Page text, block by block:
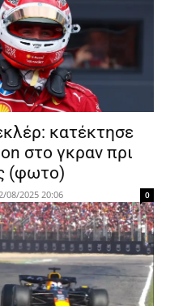
κατέκτησε
στο γκραν πρι
(φωτο)
08/2025 20:06 0